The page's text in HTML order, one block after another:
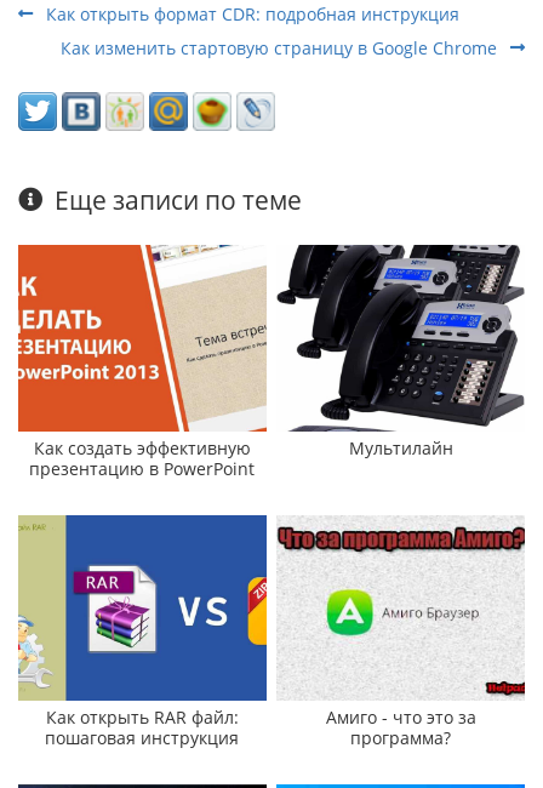
Как открыть формат CDR: подробная инструкция
Как изменить стартовую страницу в Google Chrome
Еще записи по теме
Как создать эффективную
презентацию в PowerPoint
Мультилайн
Как открыть RAR файл:
пошаговая инструкция
Амиго - что это за
программа?